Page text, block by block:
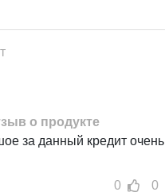
о продукте
за данный кредит очень
0 0